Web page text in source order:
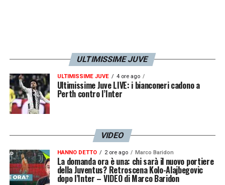
ULTIMISSIME JUVE
ULTIMISSIME JUVE 4 ore ago
Ultimissime Juve LIVE: i bianconeri cadono a
Perth contro l’Inter
VIDEO
HANNO DETTO 2 ore ago Marco Baridon
La domanda ora è una: chi sarà il nuovo portiere
della Juventus? Retroscena Kolo-Alajbegovic
dopo l’Inter – VIDEO di Marco Baridon